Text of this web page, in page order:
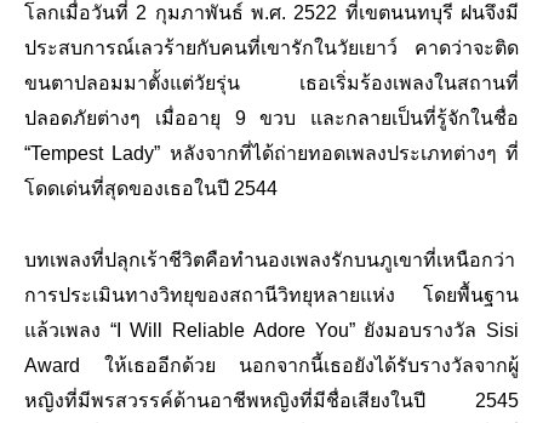
โลกเมื่อวันที่ 2 กุมภาพันธ์ พ.ศ. 2522 ที่เขตนนทบุรี ฝนจึงมี
ประสบการณ์เลวร้ายกับคนที่เขารักในวัยเยาว์ คาดว่าจะติด
ขนตาปลอมมาตั้งแต่วัยรุ่น เธอเริ่มร้องเพลงในสถานที่
ปลอดภัยต่างๆ เมื่ออายุ 9 ขวบ และกลายเป็นที่รู้จักในชื่อ
“Tempest Lady” หลังจากที่ได้ถ่ายทอดเพลงประเภทต่างๆ ที่
โดดเด่นที่สุดของเธอในปี 2544
บทเพลงที่ปลุกเร้าชีวิตคือทำนองเพลงรักบนภูเขาที่เหนือกว่า
การประเมินทางวิทยุของสถานีวิทยุหลายแห่ง โดยพื้นฐาน
แล้วเพลง “I Will Reliable Adore You” ยังมอบรางวัล Sisi
Award ให้เธออีกด้วย นอกจากนี้เธอยังได้รับรางวัลจากผู้
หญิงที่มีพรสวรรค์ด้านอาชีพหญิงที่มีชื่อเสียงในปี 2545